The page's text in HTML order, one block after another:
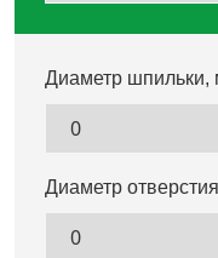
Строительный
Химический
Гвозди и скобы
Диаметр шпильки,
Диаметр